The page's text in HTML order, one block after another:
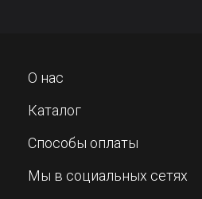
О нас
Каталог
Способы оплаты
Мы в социальных сетях